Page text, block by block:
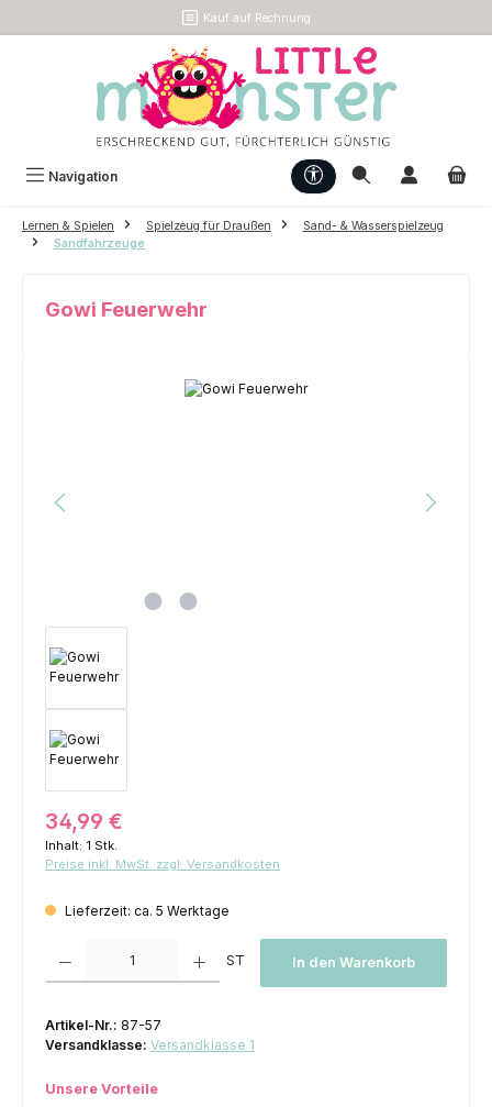
Kauf auf Rechnung
Navigation Werkzeugleiste anzeigen
Lernen & Spielen Spielzeug für Draußen
Sand- & Wasserspielzeug
Sandfahrzeuge
Gowi Feuerwehr
Bildergalerie überspringen
Regulärer Preis:
34,99 €
Inhalt: 1 Stk.
Preise inkl. MwSt. zzgl. Versandkosten
Lieferzeit: ca. 5 Werktage
ST In den Warenkorb
Artikel-Nr.: 87-57
Versandklasse: Versandklasse 1
Unsere Vorteile